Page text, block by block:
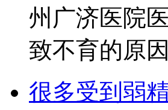
州广济医院
致不育的原
很多受到弱